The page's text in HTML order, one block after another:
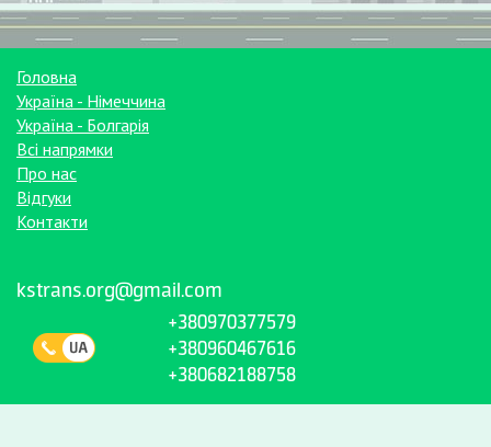
Головна
Україна - Німеччина
Україна - Болгарія
Всі напрямки
Про нас
Відгуки
Контакти
kstrans.org@gmail.com
+380970377579
+380960467616
+380682188758